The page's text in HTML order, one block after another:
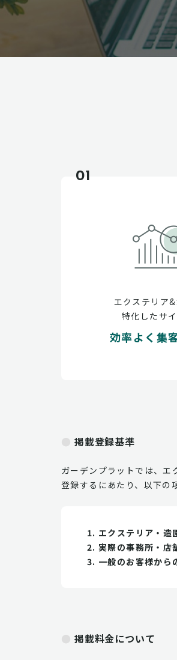
01
エクステリア
特化したサ
効率よく集
掲載登録基準
ガーデンプラットでは、エ
登録するにあたり、以下の
エクステリア・造
実際の事務所・店
一般のお客様から
掲載料金について